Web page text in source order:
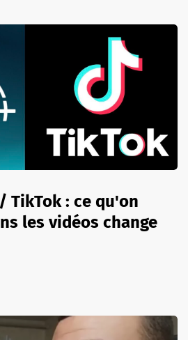
TikTok : ce qu'on
les vidéos change